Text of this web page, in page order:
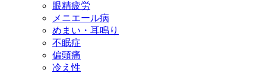
眼精疲労
メニエール病
めまい・耳鳴り
不眠症
偏頭痛
冷え性